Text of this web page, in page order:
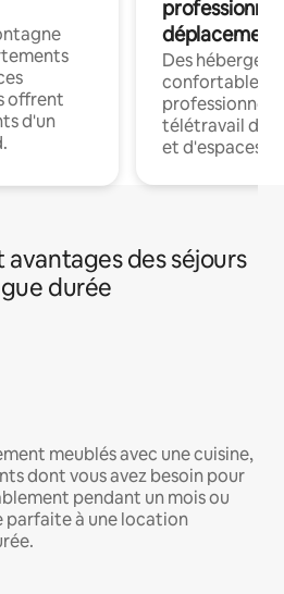
offrent
d'un
déplacement
Des
confortables
professionnels
télétravail
et d'espaces
des séjours
durée
meublés avec une cuisine,
dont vous avez besoin pour
pendant un mois ou
parfaite à une location